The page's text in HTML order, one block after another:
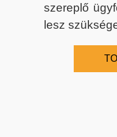
szereplő
lesz